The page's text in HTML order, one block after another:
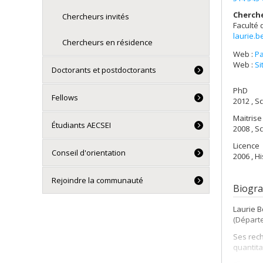
Faculté
Web :
Web :
PhD
2012 ,
2008 ,
Licence
2006 ,
Laurie
Ses
Chercheurs invités
Chercheurs en résidence
Doctorants et postdoctorants
Fellows
Étudiants AECSEI
Conseil d'orientation
Rejoindre la communauté